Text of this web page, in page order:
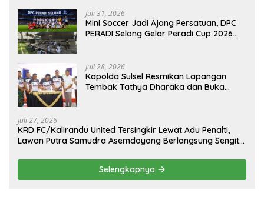
Juli 31, 2026
Mini Soccer Jadi Ajang Persatuan, DPC
PERADI Selong Gelar Peradi Cup 2026
Juli 28, 2026
Kapolda Sulsel Resmikan Lapangan
Tembak Tathya Dharaka dan Buka
Juli 27, 2026
KRD FC/Kalirandu United Tersingkir Lewat Adu Penalti,
Lawan Putra Samudra Asemdoyong Berlangsung Sengit
Selengkapnya